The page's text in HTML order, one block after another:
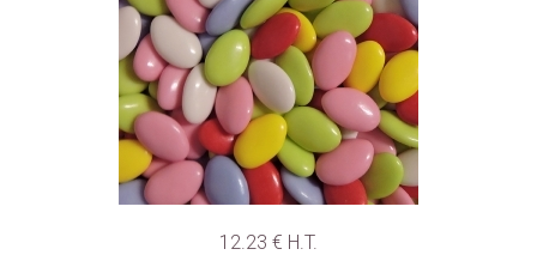
12.23 € H.T.